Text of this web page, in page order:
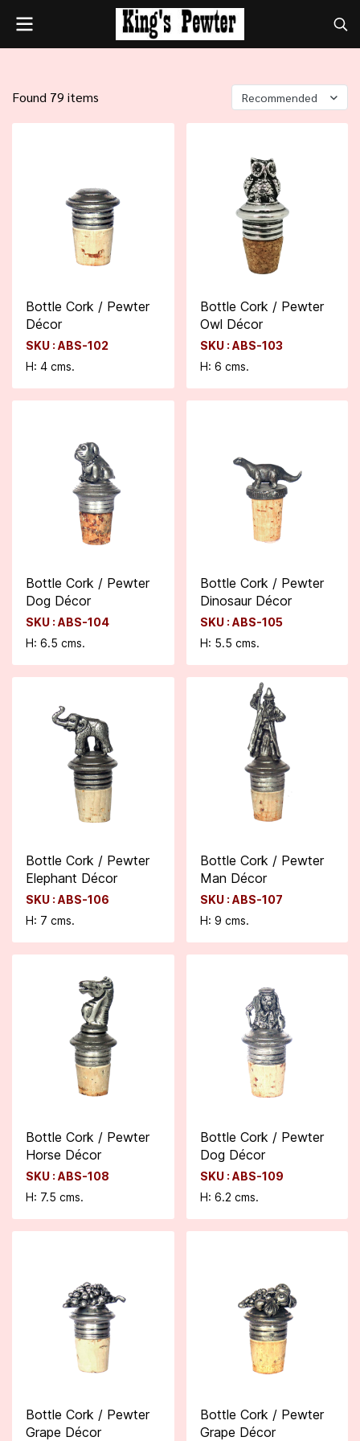
Found 79 items Recommended
Bottle Cork / Pewter
Décor
SKU : ABS-102
H: 4 cms.
Bottle Cork / Pewter
Owl Décor
SKU : ABS-103
H: 6 cms.
Bottle Cork / Pewter
Dog Décor
SKU : ABS-104
H: 6.5 cms.
Bottle Cork / Pewter
Dinosaur Décor
SKU : ABS-105
H: 5.5 cms.
Bottle Cork / Pewter
Elephant Décor
SKU : ABS-106
H: 7 cms.
Bottle Cork / Pewter
Man Décor
SKU : ABS-107
H: 9 cms.
Bottle Cork / Pewter
Horse Décor
SKU : ABS-108
H: 7.5 cms.
Bottle Cork / Pewter
Dog Décor
SKU : ABS-109
H: 6.2 cms.
Bottle Cork / Pewter
Grape Décor
Bottle Cork / Pewter
Grape Décor